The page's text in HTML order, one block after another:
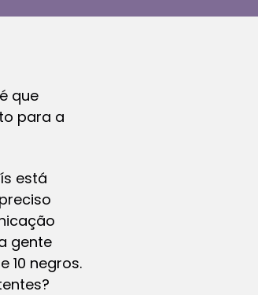
que
para a
está
gente
10 negros.